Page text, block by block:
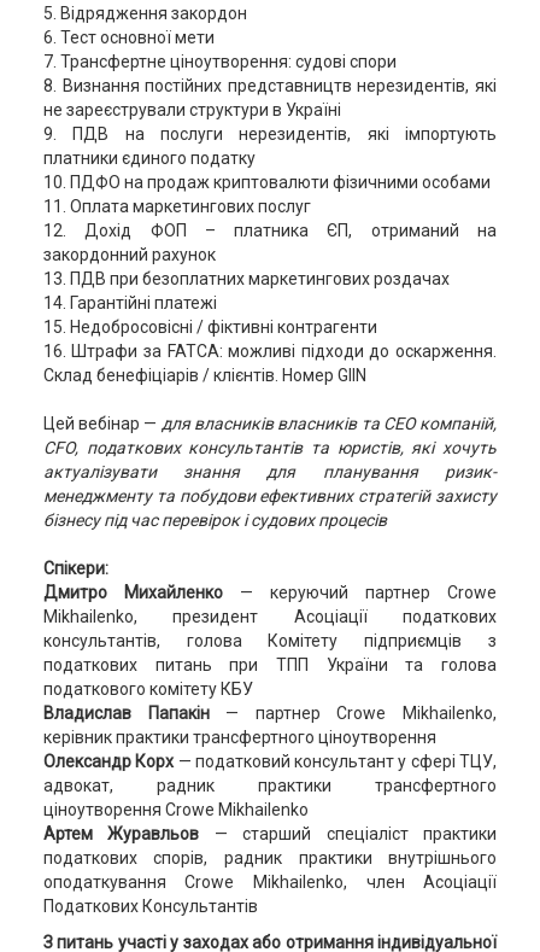
5. Відрядження закордон
6. Тест основної мети
7. Трансфертне ціноутворення: судові спори
8. Визнання постійних представництв нерезидентів, які
не зареєстрували структури в Україні
9. ПДВ на послуги нерезидентів, які імпортують
платники єдиного податку
10. ПДФО на продаж криптовалюти фізичними особами
11. Оплата маркетингових послуг
12. Дохід ФОП – платника ЄП, отриманий на
закордонний рахунок
13. ПДВ при безоплатних маркетингових роздачах
14. Гарантійні платежі
15. Недобросовісні / фіктивні контрагенти
16. Штрафи за FATCA: можливі підходи до оскарження.
Склад бенефіціарів / клієнтів. Номер GIIN
Цей вебінар — для власників власників та СЕО компаній,
CFO, податкових консультантів та юристів, які хочуть
актуалізувати знання для планування ризик-
менеджменту та побудови ефективних стратегій захисту
бізнесу під час перевірок і судових процесів
Спікери:
Дмитро Михайленко— керуючий партнер Crowe
Mikhailenko, президент Асоціації податкових
консультантів, голова Комітету підприємців з
податкових питань при ТПП України та головa
податкового комітету КБУ
Владислав Папакін— партнер Crowe Mikhailenko,
керівник практики трансфертного ціноутворення
Олександр Корх — податковий консультант у сфері ТЦУ,
адвокат, радник практики трансфертного
ціноутворення Crowe Mikhailenko
Артем
Журавльов — старший спеціаліст практики
податкових спорів, радник практики внутрішнього
оподаткування Crowe Mikhailenko, член Асоціації
Податкових Консультантів
З питань участі у заходах або отримання індивідуальної